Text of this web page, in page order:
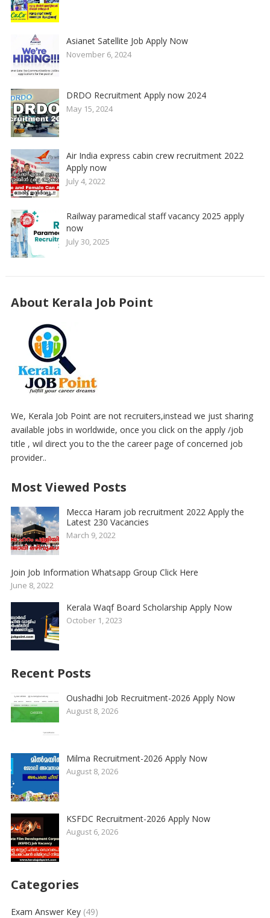
Asianet Satellite Job Apply Now
November 6, 2024
DRDO Recruitment Apply now 2024
May 15, 2024
Air India express cabin crew recruitment 2022
Apply now
July 4, 2022
Railway paramedical staff vacancy 2025 apply
now
July 30, 2025
About Kerala Job Point
We, Kerala Job Point are not recruiters,instead we just sharing
available jobs in worldwide, once you click on the apply /job
title , wil direct you to the the career page of concerned job
provider..
Most Viewed Posts
Mecca Haram job recruitment 2022 Apply the
Latest 230 Vacancies
March 9, 2022
Join Job Information Whatsapp Group Click Here
June 8, 2022
Kerala Waqf Board Scholarship Apply Now
October 1, 2023
Recent Posts
Oushadhi Job Recruitment-2026 Apply Now
August 8, 2026
Milma Recruitment-2026 Apply Now
August 8, 2026
KSFDC Recruitment-2026 Apply Now
August 6, 2026
Categories
Exam Answer Key(49)